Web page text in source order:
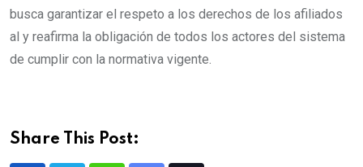
busca garantizar el respeto a los derechos de los afiliados
al y reafirma la obligación de todos los actores del sistema
de cumplir con la normativa vigente.
Share This Post: